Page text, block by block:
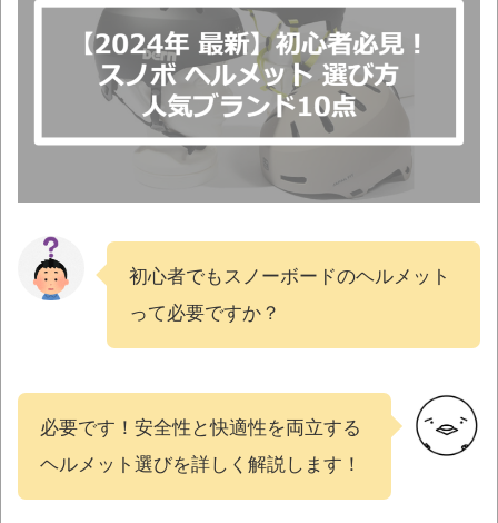
初心者でもスノーボードのヘルメット
って必要ですか？
必要です！安全性と快適性を両立する
ヘルメット選びを詳しく解説します！